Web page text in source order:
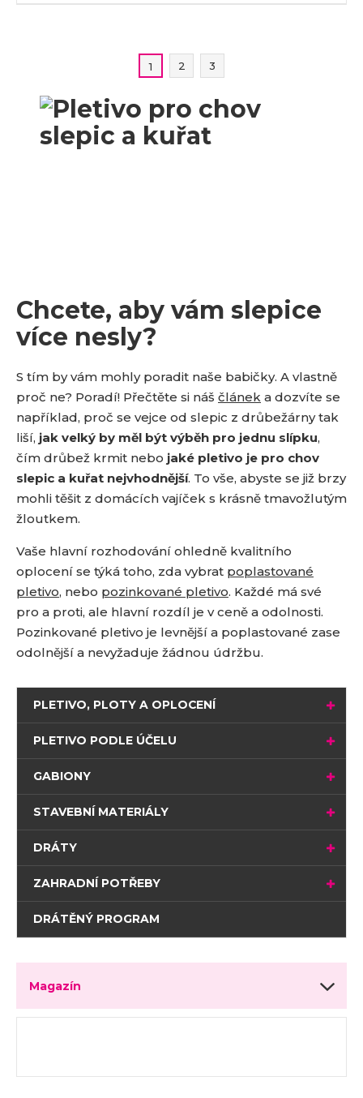
1 2 3
Chcete, aby vám slepice
více nesly?
S tím by vám mohly poradit naše babičky. A vlastně
proč ne? Poradí! Přečtěte si náš článek a dozvíte se
například, proč se vejce od slepic z drůbežárny tak
liší, jak velký by měl být výběh pro jednu slípku,
čím drůbež krmit nebo jaké pletivo je pro chov
slepic a kuřat nejvhodnější. To vše, abyste se již brzy
mohli těšit z domácích vajíček s krásně tmavožlutým
žloutkem.
Vaše hlavní rozhodování ohledně kvalitního
oplocení se týká toho, zda vybrat poplastované
pletivo, nebo pozinkované pletivo. Každé má své
pro a proti, ale hlavní rozdíl je v ceně a odolnosti.
Pozinkované pletivo je levnější a poplastované zase
odolnější a nevyžaduje žádnou údržbu.
PLETIVO, PLOTY A OPLOCENÍ
PLETIVO PODLE ÚČELU
GABIONY
STAVEBNÍ MATERIÁLY
DRÁTY
ZAHRADNÍ POTŘEBY
DRÁTĚNÝ PROGRAM
Magazín